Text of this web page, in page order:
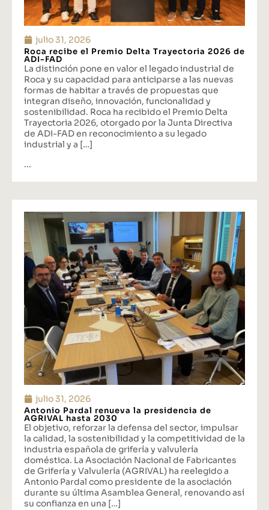
julio 31, 2026
Roca recibe el Premio Delta Trayectoria 2026 de
ADI-FAD
La distinción pone en valor el legado industrial de
Roca y su capacidad para anticiparse a las nuevas
formas de habitar a través de propuestas que
integran diseño, innovación, funcionalidad y
sostenibilidad. Roca ha recibido el Premio Delta
Trayectoria 2026, otorgado por la Junta Directiva
de ADI-FAD en reconocimiento a su legado
industrial y a […]
...
julio 31, 2026
Antonio Pardal renueva la presidencia de
AGRIVAL hasta 2030
El objetivo, reforzar la defensa del sector, impulsar
la calidad, la sostenibilidad y la competitividad de la
industria española de grifería y valvulería
doméstica. La Asociación Nacional de Fabricantes
de Grifería y Valvulería (AGRIVAL) ha reelegido a
Antonio Pardal como presidente de la asociación
durante su última Asamblea General, renovando así
su confianza en una […]